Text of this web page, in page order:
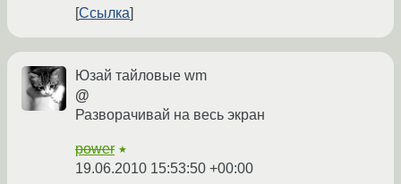
Ссылка
Юзай тайловые wm
@
Разворачивай на весь экран
power ★
19.06.2010 15:53:50 +00:00